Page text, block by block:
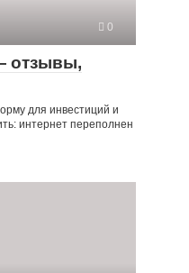
0
отзывы,
для инвестиций и
интернет переполнен